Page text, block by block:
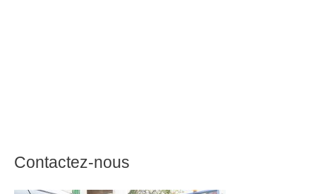
Contactez-nous